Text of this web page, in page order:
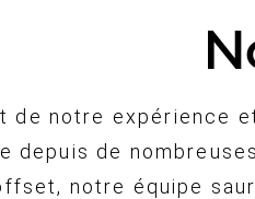
de notre expérience
depuis de
notre équipe